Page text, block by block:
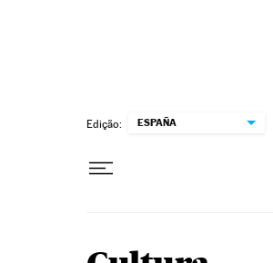
Edição: ESPAÑA